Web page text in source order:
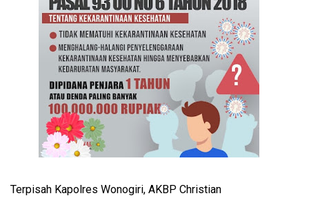
Terpisah Kapolres Wonogiri, AKBP Christian